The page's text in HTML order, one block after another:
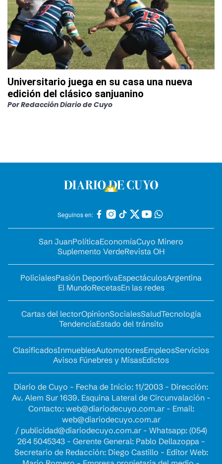
Universitario juega en su casa una nueva
edición del clásico sanjuanino
PorRedacción Diario de Cuyo
Seguinos en:
San JuanPolíticaEconomíaCuyo Minero
Suplemento VerdeRevista OH
PolicialesPasión DeportivaEspectáculosArgentina
El MundoRecetasEn las redes
Cartas del lectorOpinionSocialesSaludTecnología
TendenciaEstado del tránsito
ClasificadosInmueblesAutomotoresEmpleosServicios
Avisos Fúnebres y MisasEdictos
Diario de Cuyo - Fecha de Inicio: 11/2003 - Dirección:
Av. Alem Sur 1639. Esquina Lateral de Circunvalación -
Contacto: web@diariodecuyo.com.ar- Email:
web@diariodecuyo.com.ar
/ publicidad@diariodecuyo.com.ar- Whatsapp: (054)
264 5045343 - Gerente General: Pablo Dellazoppa -
Secretario de Redacción: Diego Castillo - Editor Web: